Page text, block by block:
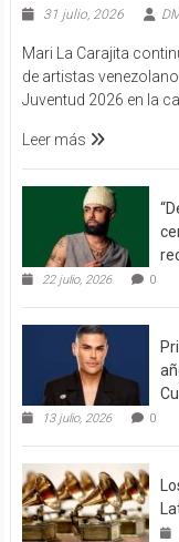
31 julio, 2026
Mari La Carajita
de artistas
Juventud 2026 en la
Leer más
22 julio, 2026 0
13 julio, 2026 0